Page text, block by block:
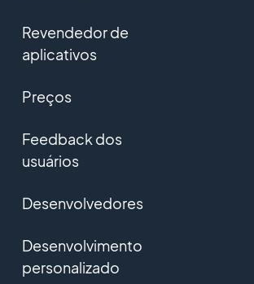
Revendedor de
aplicativos
Preços
Feedback dos
usuários
Desenvolvedores
Desenvolvimento
personalizado